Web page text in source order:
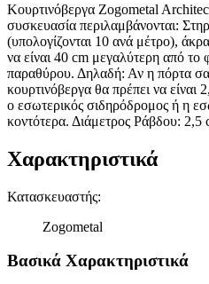
Κουρτινόβεργα Zogometal
συσκευασία περιλαμβάνονται:
(υπολογίζονται 10 ανά μέτρο),
να είναι 40 cm μεγαλύτερη από το
παραθύρου. Δηλαδή: Αν η πόρτα
κουρτινόβεργα θα πρέπει να είναι
ο εσωτερικός σιδηρόδρομος ή η
κοντότερα. Διάμετρος Ράβδου: 2,5
Χαρακτηριστικά
Κατασκευαστής:
Zogometal
Βασικά Χαρακτηριστικά